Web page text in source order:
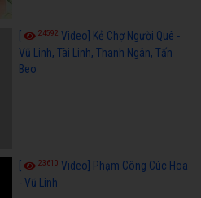
24592 Video] Kẻ Chợ Người Quê -
Vũ Linh, Tài Linh, Thanh Ngân, Tấn
Beo
23610 Video] Phạm Công Cúc Hoa
- Vũ Linh